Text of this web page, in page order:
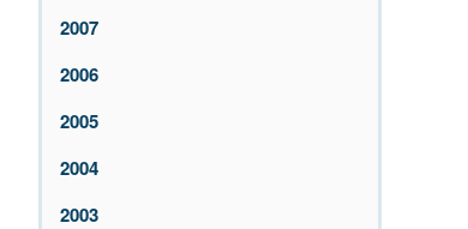
2007
2006
2005
2004
2003